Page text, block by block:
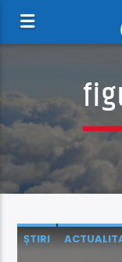
Acum
ȘTIRI